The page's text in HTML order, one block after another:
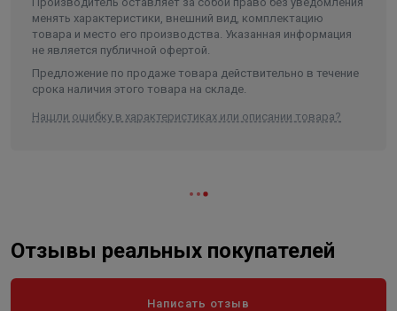
Температура жидкости +5...+35 °C
Температура окружающей среды 40 °C
Максимальная высота
всасывания
8 м.
Присоединение Rp1/G1
NBR
Комплектация
прибор управления, шланг
IP44
менять характеристики, внешний вид, комплектацию
товара и место его производства. Указанная информация
не является публичной офертой.
Предложение по продаже товара действительно в течение
срока наличия этого товара на складе.
Нашли ошибку в характеристиках или описании товара?
Отзывы реальных покупателей
Написать отзыв